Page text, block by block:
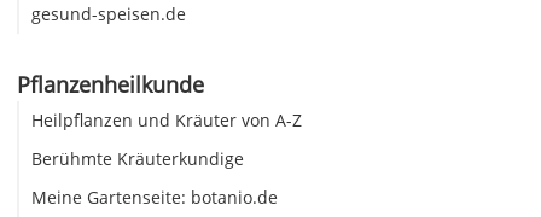
gesund-speisen.de
Pflanzenheilkunde
Heilpflanzen und Kräuter von A-Z
Berühmte Kräuterkundige
Meine Gartenseite: botanio.de